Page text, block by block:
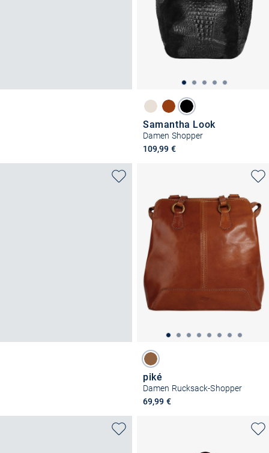
Samantha Look
Damen Shopper
109,99 €
piké
Damen Rucksack-Shopper
69,99 €